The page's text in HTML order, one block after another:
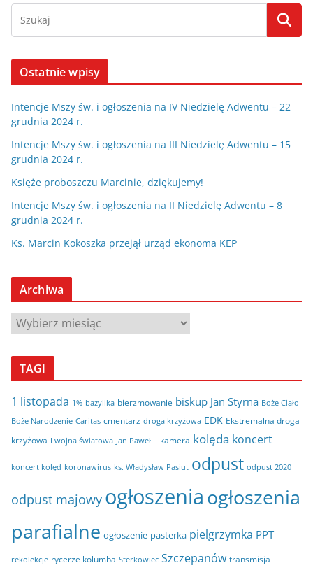
Ostatnie wpisy
Intencje Mszy św. i ogłoszenia na IV Niedzielę Adwentu – 22
grudnia 2024 r.
Intencje Mszy św. i ogłoszenia na III Niedzielę Adwentu – 15
grudnia 2024 r.
Księże proboszczu Marcinie, dziękujemy!
Intencje Mszy św. i ogłoszenia na II Niedzielę Adwentu – 8
grudnia 2024 r.
Ks. Marcin Kokoszka przejął urząd ekonoma KEP
Archiwa
A
r
c
w
a
TAGI
1 listopada 1% bazylika bierzmowanie biskup Jan Styrna Boże Ciało
Boże Narodzenie Caritas cmentarz droga krzyżowa EDK Ekstremalna droga
krzyżowa I wojna światowa Jan Paweł II kamera kolęda koncert
koncert kolęd koronawirus ks. Władysław Pasiut odpust odpust 2020
odpust majowy ogłoszeniaogłoszenia
parafialne ogłoszenie pasterka pielgrzymka PPT
rekolekcje rycerze kolumba Sterkowiec Szczepanów transmisja